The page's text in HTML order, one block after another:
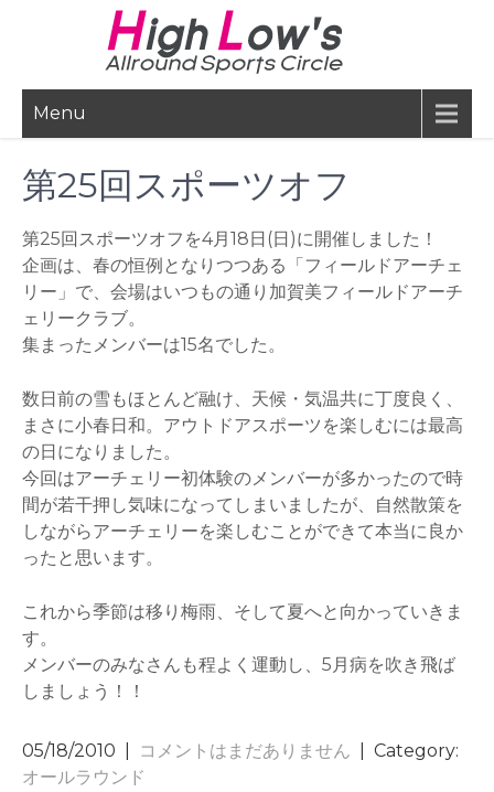
Menu
第25回スポーツオフ
第25回スポーツオフを4月18日(日)に開催しました！
企画は、春の恒例となりつつある「フィールドアーチェ
リー」で、会場はいつもの通り加賀美フィールドアーチ
ェリークラブ。
集まったメンバーは15名でした。
数日前の雪もほとんど融け、天候・気温共に丁度良く、
まさに小春日和。アウトドアスポーツを楽しむには最高
の日になりました。
今回はアーチェリー初体験のメンバーが多かったので時
間が若干押し気味になってしまいましたが、自然散策を
しながらアーチェリーを楽しむことができて本当に良か
ったと思います。
これから季節は移り梅雨、そして夏へと向かっていきま
す。
メンバーのみなさんも程よく運動し、5月病を吹き飛ば
しましょう！！
05/18/2010 コメントはまだありません
| Category:
オールラウンド